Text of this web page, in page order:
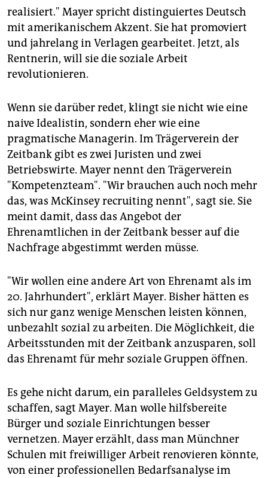
realisiert." Mayer spricht distinguiertes Deutsch
mit amerikanischem Akzent. Sie hat promoviert
und jahrelang in Verlagen gearbeitet. Jetzt, als
Rentnerin, will sie die soziale Arbeit
revolutionieren.
Wenn sie darüber redet, klingt sie nicht wie eine
naive Idealistin, sondern eher wie eine
pragmatische Managerin. Im Trägerverein der
Zeitbank gibt es zwei Juristen und zwei
Betriebswirte. Mayer nennt den Trägerverein
"Kompetenzteam". "Wir brauchen auch noch mehr
das, was McKinsey recruiting nennt", sagt sie. Sie
meint damit, dass das Angebot der
Ehrenamtlichen in der Zeitbank besser auf die
Nachfrage abgestimmt werden müsse.
"Wir wollen eine andere Art von Ehrenamt als im
20. Jahrhundert", erklärt Mayer. Bisher hätten es
sich nur ganz wenige Menschen leisten können,
unbezahlt sozial zu arbeiten. Die Möglichkeit, die
Arbeitsstunden mit der Zeitbank anzusparen, soll
das Ehrenamt für mehr soziale Gruppen öffnen.
Es gehe nicht darum, ein paralleles Geldsystem zu
schaffen, sagt Mayer. Man wolle hilfsbereite
Bürger und soziale Einrichtungen besser
vernetzen. Mayer erzählt, dass man Münchner
Schulen mit freiwilliger Arbeit renovieren könnte,
von einer professionellen Bedarfsanalyse im